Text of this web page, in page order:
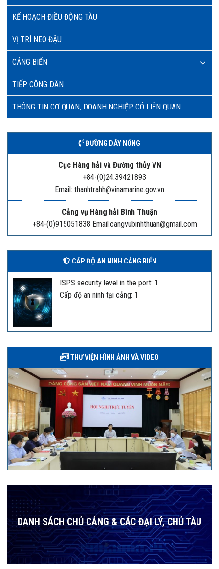
KẾ HOẠCH ĐIỀU ĐỘNG TÀU
VỊ TRÍ NEO ĐẬU
CẢNG BIỂN
TIẾP CÔNG DÂN
THÔNG TIN CƠ QUAN, DOANH NGHIỆP CÓ LIÊN QUAN
ĐƯỜNG DÂY NÓNG
Cục Hàng hải và Đường thủy VN
+84-(0)24.39421893
Email: thanhtrahh@vinamarine.gov.vn
Cảng vụ Hàng hải Bình Thuận
+84-(0)915051838 Email:cangvubinhthuan@gmail.com
CẤP ĐỘ AN NINH CẢNG BIỂN
ISPS security level in the port: 1
Cấp độ an ninh tại cảng: 1
THƯ VIỆN HÌNH ẢNH VÀ VIDEO
DANH SÁCH CHỦ CẢNG & CÁC ĐẠI LÝ, CHỦ TÀU